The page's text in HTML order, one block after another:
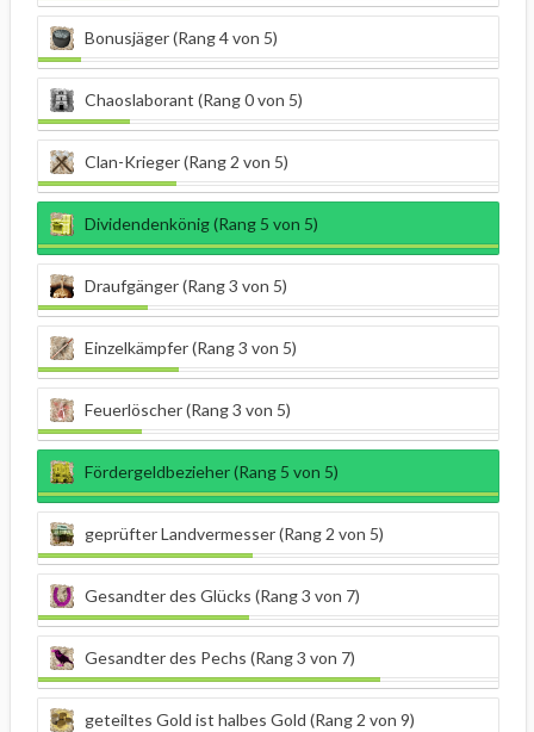
Bonusjäger (Rang 4 von 5)
Chaoslaborant (Rang 0 von 5)
Clan-Krieger (Rang 2 von 5)
Dividendenkönig (Rang 5 von 5)
Draufgänger (Rang 3 von 5)
Einzelkämpfer (Rang 3 von 5)
Feuerlöscher (Rang 3 von 5)
Fördergeldbezieher (Rang 5 von 5)
geprüfter Landvermesser (Rang 2 von 5)
Gesandter des Glücks (Rang 3 von 7)
Gesandter des Pechs (Rang 3 von 7)
geteiltes Gold ist halbes Gold (Rang 2 von 9)